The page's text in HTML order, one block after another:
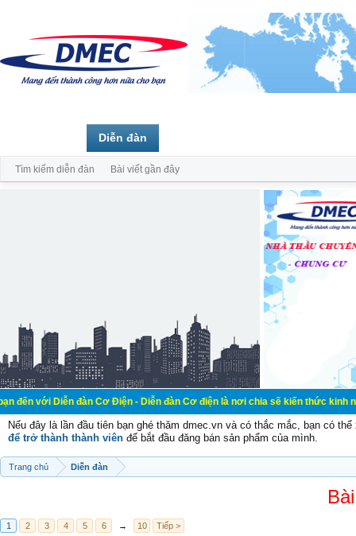
đàn Cơ Điện - Diễn đàn Cơ điện là nơi chia sẽ kiến thức kinh nghiệm
Nếu đây là lần đầu tiên bạn ghé thăm dmec.vn và có thắc mắc, bạn có
để trở thành thành viên để bắt đầu đăng bán sản phẩm của mình.
Trang chủ Diễn đàn
1 2 3 4 5 6 → 10 Tiếp >
Diễn đàn
Tìm kiếm diễn đàn Bài viết gần đây